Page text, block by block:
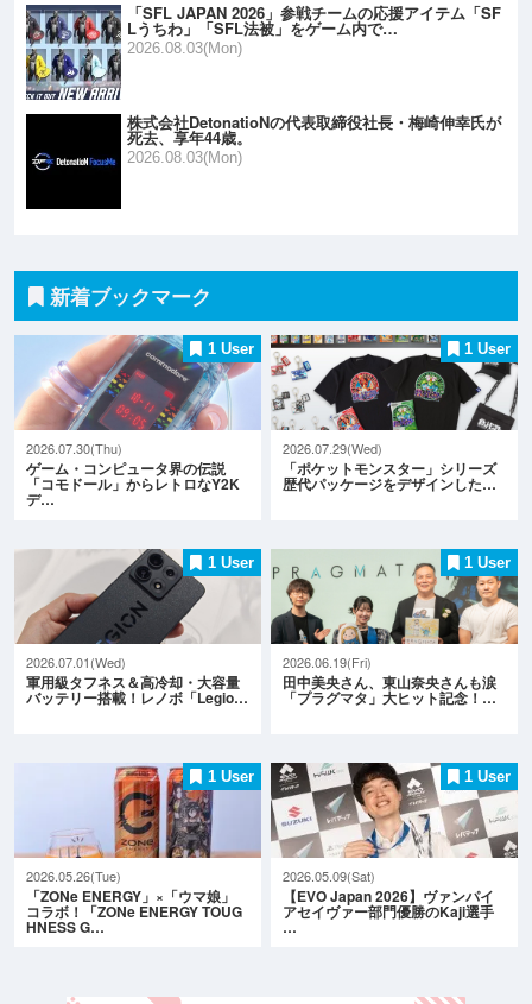
「SFL JAPAN 2026」参戦チームの応援アイテム「SF
Lうちわ」「SFL法被」をゲーム内で…
2026.08.03(Mon)
株式会社DetonatioNの代表取締役社長・梅崎伸幸氏が
死去、享年44歳。
2026.08.03(Mon)
新着ブックマーク
1 User
2026.07.30(Thu)
ゲーム・コンピュータ界の伝説
「コモドール」からレトロなY2K
デ…
1 User
2026.07.29(Wed)
「ポケットモンスター」シリーズ
歴代パッケージをデザインした…
1 User
2026.07.01(Wed)
軍用級タフネス＆高冷却・大容量
バッテリー搭載！レノボ「Legio…
1 User
2026.06.19(Fri)
田中美央さん、東山奈央さんも涙
「プラグマタ」大ヒット記念！…
1 User
2026.05.26(Tue)
「ZONe ENERGY」×「ウマ娘」
コラボ！「ZONe ENERGY TOUG
HNESS G…
1 User
2026.05.09(Sat)
【EVO Japan 2026】ヴァンパイ
アセイヴァー部門優勝のKaji選手
…